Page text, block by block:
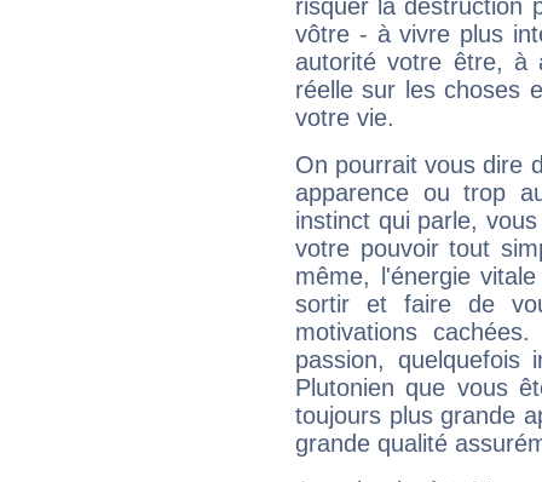
risquer la destruction
vôtre - à vivre plus
autorité votre être, à
réelle sur les choses
votre vie.
On pourrait vous dire
apparence ou trop
instinct qui parle,
votre pouvoir tout
même, l'énergie
sortir et faire de
motivations
passion, quelquefois
Plutonien que vous
toujours plus grande
grande qualité